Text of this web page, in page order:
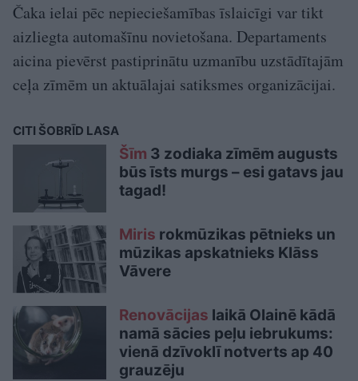
Čaka ielai pēc nepieciešamības īslaicīgi var tikt
aizliegta automašīnu novietošana. Departaments
aicina pievērst pastiprinātu uzmanību uzstādītajām
ceļa zīmēm un aktuālajai satiksmes organizācijai.
CITI ŠOBRĪD LASA
Šīm 3 zodiaka zīmēm augusts
būs īsts murgs – esi gatavs jau
tagad!
Miris rokmūzikas pētnieks un
mūzikas apskatnieks Klāss
Vāvere
Renovācijas laikā Olainē kādā
namā sācies peļu iebrukums:
vienā dzīvoklī notverts ap 40
grauzēju